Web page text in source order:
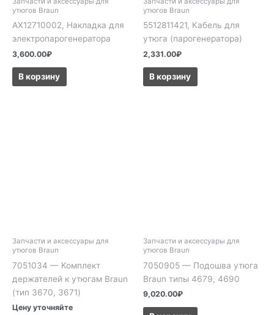
утюгов Braun
AX12710002, Накладка для
электропарогенератора
3,600.00₽
В корзину
утюгов Braun
5512811421, Кабель для
утюга (парогенератора)
2,331.00₽
В корзину
Запчасти и аксессуары для
утюгов Braun
7051034 — Комплект
держателей к утюгам Braun
(тип 3670, 3671)
Цену уточняйте
Запчасти и аксессуары для
утюгов Braun
7050905 — Подошва утюга
Braun типы 4679, 4690
9,020.00₽